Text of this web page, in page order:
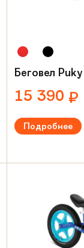
Беговел
15 390 ₽
Подробнее
Вес:3.9 кг